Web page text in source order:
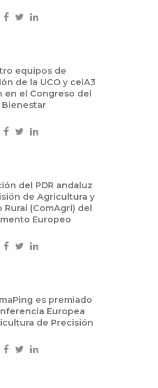
equipos de
de la UCO y ceiA3
en el Congreso del
Bienestar
del PDR andaluz
de Agricultura y
Rural (ComAgri) del
Europeo
es premiado
Europea
de Precisión